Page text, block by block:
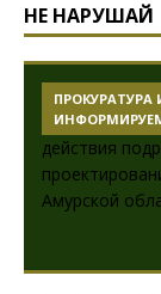
НЕ НАРУШАЙ
ПРОКУРАТУРА